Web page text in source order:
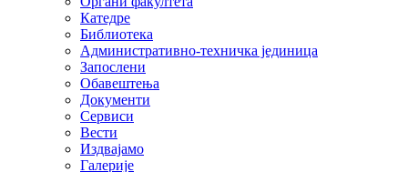
Катедре
Библиотека
Административно-техничка јединица
Запослени
Обавештења
Документи
Сервиси
Вести
Издвајамо
Галерије